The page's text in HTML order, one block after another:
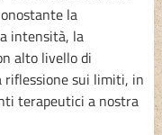
la
intensità, la
alto livello di
riflessione sui limiti, in
terapeutici a nostra